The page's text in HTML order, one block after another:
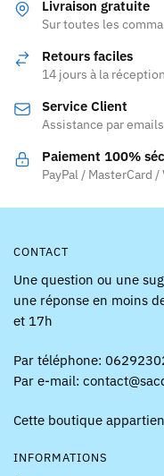
Les
peuvent
choisies
sur
la
page
Livraison gratuite
Sur toutes les
Retours faciles
14 jours à la
Service Client
Assistance par
Paiement 100%
PayPal / MasterCard /
CONTACT
Une question ou une
une réponse en moins
et 17h
Par téléphone:
Par e-mail:
Cette boutique
INFORMATIONS